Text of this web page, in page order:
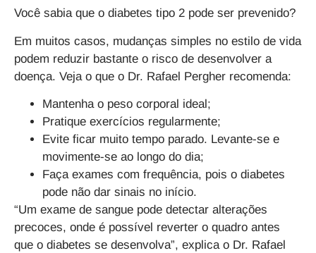
Você sabia que o diabetes tipo 2 pode ser prevenido?
Em muitos casos, mudanças simples no estilo de vida
podem reduzir bastante o risco de desenvolver a
doença. Veja o que o Dr. Rafael Pergher recomenda:
Mantenha o peso corporal ideal;
Pratique exercícios regularmente;
Evite ficar muito tempo parado. Levante-se e
movimente-se ao longo do dia;
Faça exames com frequência, pois o diabetes
pode não dar sinais no início.
“Um exame de sangue pode detectar alterações
precoces, onde é possível reverter o quadro antes
que o diabetes se desenvolva”, explica o Dr. Rafael